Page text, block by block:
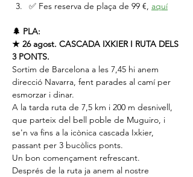
✅ Fes reserva de plaça de 99 €, aquí
🌲 PLA:
★ 26 agost. CASCADA IXKIER I RUTA DELS
3 PONTS.
Sortim de Barcelona a les 7,45 hi anem
direcció Navarra, fent parades al camí per
esmorzar i dinar.
A la tarda ruta de 7,5 km i 200 m desnivell,
que parteix del bell poble de Muguiro, i
se'n va fins a la icònica cascada Ixkier,
passant per 3 bucòlics ponts.
Un bon començament refrescant.
Després de la ruta ja anem al nostre